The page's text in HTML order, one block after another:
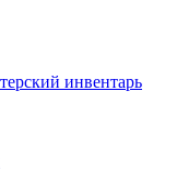
инвентарь